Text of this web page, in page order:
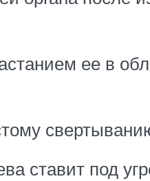
ее в
ставит под